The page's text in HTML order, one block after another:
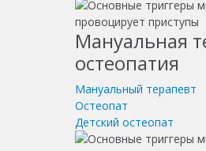
Мануальная
остеопатия
Мануальный терапевт
Остеопат
Детский остеопат